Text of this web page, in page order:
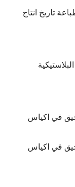
تاريخ انتاج
في اكياس
في اكياس